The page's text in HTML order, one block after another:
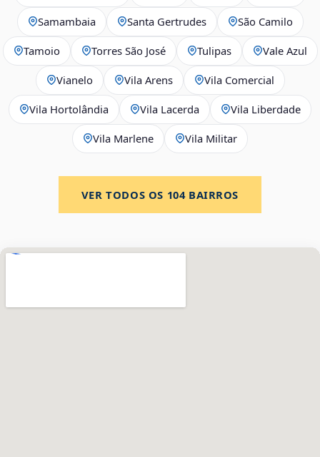
Samambaia Santa Gertrudes São Camilo
Tamoio Torres São José Tulipas Vale Azul
Vianelo Vila Arens Vila Comercial
Vila Hortolândia Vila Lacerda Vila Liberdade
Vila Marlene Vila Militar
VER TODOS OS 104BAIRROS